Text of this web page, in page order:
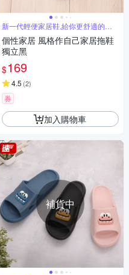
新一代輕便家居鞋,給你更舒適的個
性家居
個性家居 風格作自己家居拖鞋
獨立黑
$169
4.5 (2)
券
加入購物車
補貨中